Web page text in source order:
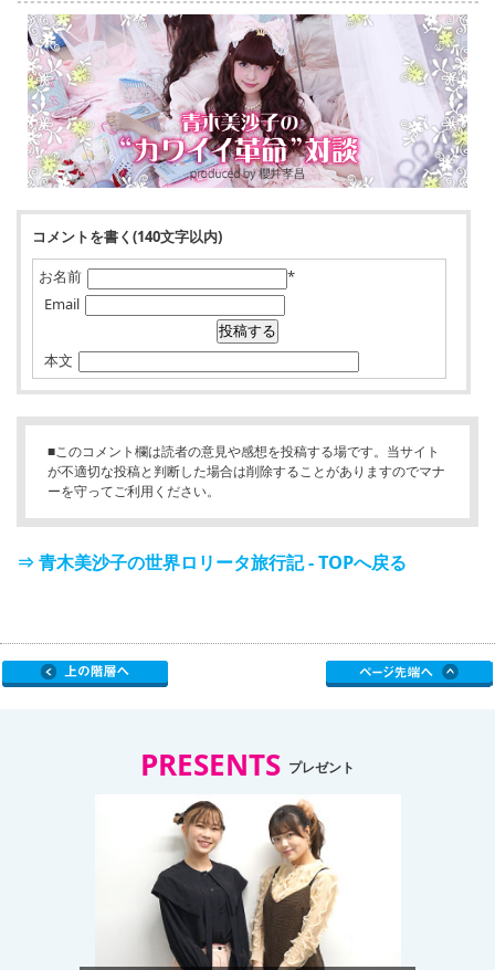
コメントを書く(140文字以内)
お名前
*
Email
本文
■このコメント欄は読者の意見や感想を投稿する場です。当サイト
が不適切な投稿と判断した場合は削除することがありますのでマナ
ーを守ってご利用ください。
⇒ 青木美沙子の世界ロリータ旅行記 - TOPへ戻る
PRESENTS プレゼント